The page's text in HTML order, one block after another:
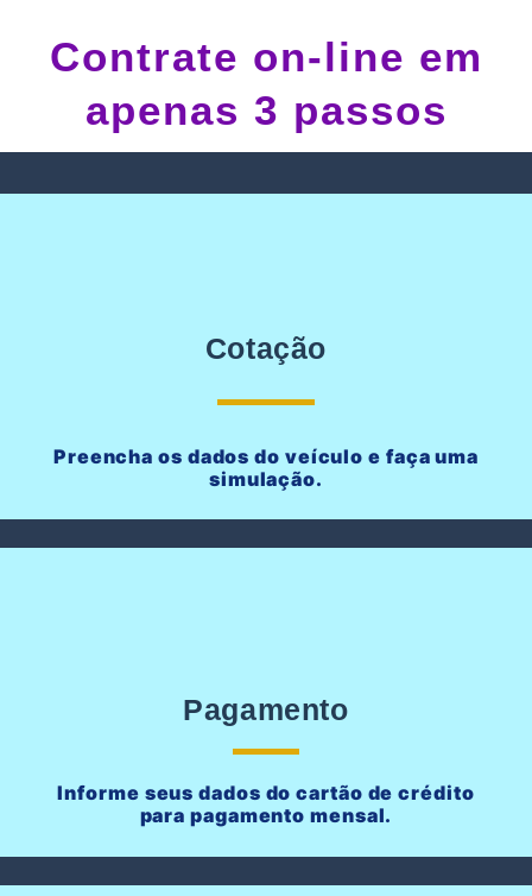
Contrate on-line em
apenas 3 passos
Cotação
Preencha os dados do veículo e faça uma
simulação.
Pagamento
Informe seus dados do cartão de crédito
para pagamento mensal.